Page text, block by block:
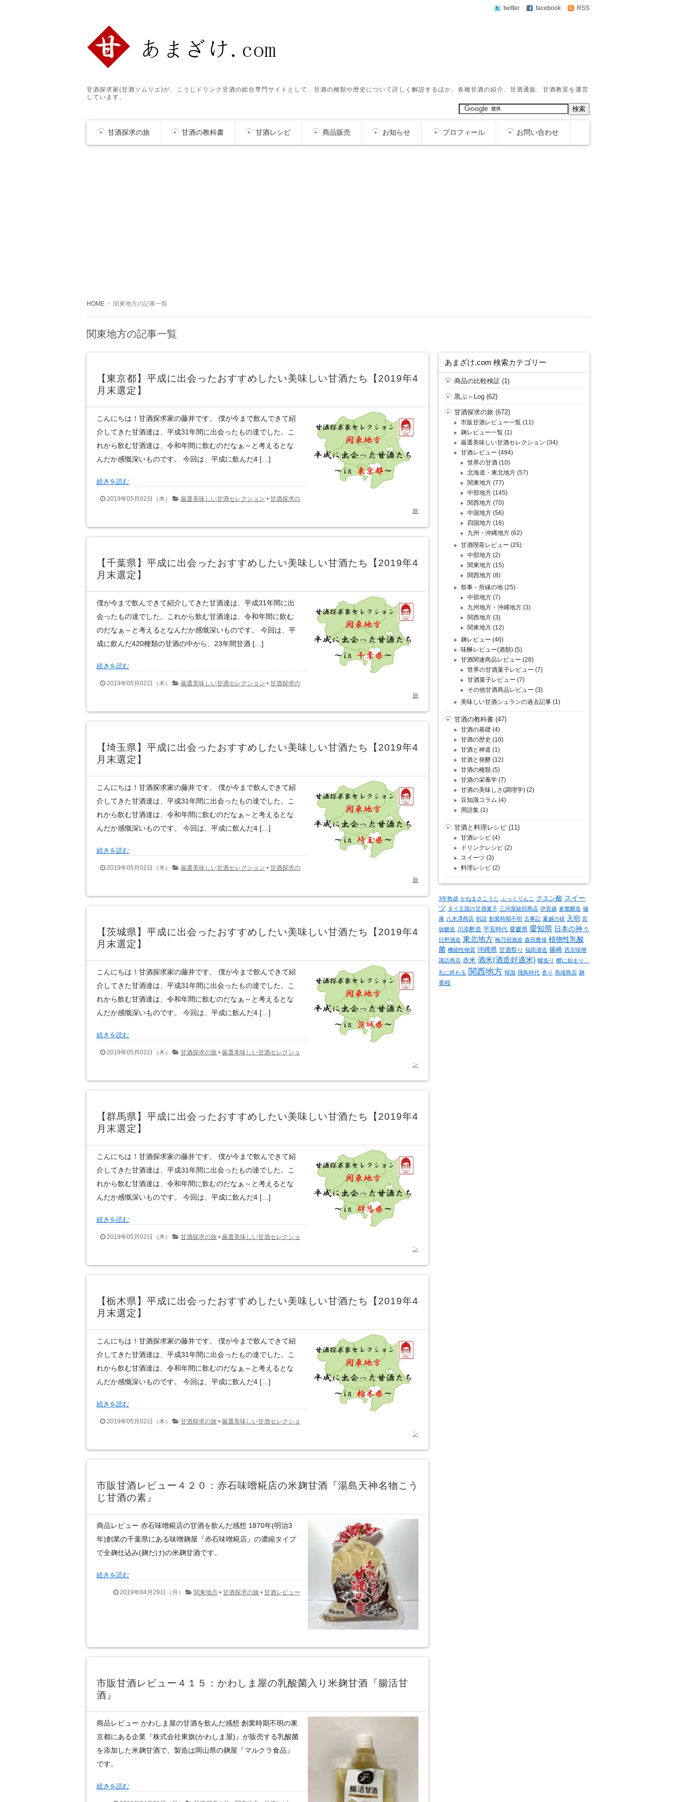
twitter facebook RSS
甘酒探求家(甘酒ソムリエ)が、こうじドリンク甘酒の総合専門サイトとして、甘酒の種類や歴史について詳しく解説するほか、各種甘酒の紹介、甘酒通販、甘酒教室を運営
しています。
甘酒探求の旅 甘酒の教科書 甘酒レシピ 商品販売 お知らせ プロフィール お問い合わせ
HOME 関東地方の記事一覧
関東地方の記事一覧
【東京都】平成に出会ったおすすめしたい美味しい甘酒たち【2019年4
月末選定】
こんにちは！甘酒探求家の藤井です。 僕が今まで飲んできて紹
介してきた甘酒達は、平成31年間に出会ったもの達でした。こ
れから飲む甘酒達は、令和年間に飲むのだなぁ～と考えるとな
んだか感慨深いものです。 今回は、平成に飲んだ4 […]
続きを読む
2019年05月02日（木） 厳選美味しい甘酒セレクション • 甘酒探求の
旅
【千葉県】平成に出会ったおすすめしたい美味しい甘酒たち【2019年4
月末選定】
僕が今まで飲んできて紹介してきた甘酒達は、平成31年間に出
会ったもの達でした。これから飲む甘酒達は、令和年間に飲む
のだなぁ～と考えるとなんだか感慨深いものです。 今回は、平
成に飲んだ420種類の甘酒の中から、23年間甘酒 […]
続きを読む
2019年05月02日（木） 厳選美味しい甘酒セレクション • 甘酒探求の
旅
【埼玉県】平成に出会ったおすすめしたい美味しい甘酒たち【2019年4
月末選定】
こんにちは！甘酒探求家の藤井です。 僕が今まで飲んできて紹
介してきた甘酒達は、平成31年間に出会ったもの達でした。こ
れから飲む甘酒達は、令和年間に飲むのだなぁ～と考えるとな
んだか感慨深いものです。 今回は、平成に飲んだ4 […]
続きを読む
2019年05月02日（木） 厳選美味しい甘酒セレクション • 甘酒探求の
旅
【茨城県】平成に出会ったおすすめしたい美味しい甘酒たち【2019年4
月末選定】
こんにちは！甘酒探求家の藤井です。 僕が今まで飲んできて紹
介してきた甘酒達は、平成31年間に出会ったもの達でした。こ
れから飲む甘酒達は、令和年間に飲むのだなぁ～と考えるとな
んだか感慨深いものです。 今回は、平成に飲んだ4 […]
続きを読む
2019年05月02日（木） 甘酒探求の旅 • 厳選美味しい甘酒セレクショ
ン
【群馬県】平成に出会ったおすすめしたい美味しい甘酒たち【2019年4
月末選定】
こんにちは！甘酒探求家の藤井です。 僕が今まで飲んできて紹
介してきた甘酒達は、平成31年間に出会ったもの達でした。こ
れから飲む甘酒達は、令和年間に飲むのだなぁ～と考えるとな
んだか感慨深いものです。 今回は、平成に飲んだ4 […]
続きを読む
2019年05月02日（木） 甘酒探求の旅 • 厳選美味しい甘酒セレクショ
ン
【栃木県】平成に出会ったおすすめしたい美味しい甘酒たち【2019年4
月末選定】
こんにちは！甘酒探求家の藤井です。 僕が今まで飲んできて紹
介してきた甘酒達は、平成31年間に出会ったもの達でした。こ
れから飲む甘酒達は、令和年間に飲むのだなぁ～と考えるとな
んだか感慨深いものです。 今回は、平成に飲んだ4 […]
続きを読む
2019年05月02日（木） 甘酒探求の旅 • 厳選美味しい甘酒セレクショ
ン
市販甘酒レビュー４２０：赤石味噌糀店の米麹甘酒『湯島天神名物こう
じ甘酒の素』
商品レビュー 赤石味噌糀店の甘酒を飲んだ感想 1870年(明治3
年)創業の千葉県にある味噌麹屋『赤石味噌糀店』の濃縮タイプ
で全麹仕込み(麹だけ)の米麹甘酒です。
続きを読む
2019年04月29日（月） 関東地方 • 甘酒探求の旅 • 甘酒レビュー
市販甘酒レビュー４１５：かわしま屋の乳酸菌入り米麹甘酒『腸活甘
酒』
商品レビュー かわしま屋の甘酒を飲んだ感想 創業時期不明の東
京都にある企業『株式会社東旗(かわしま屋)』が販売する乳酸菌
を添加した米麹甘酒で、製造は岡山県の麹屋『マルクラ食品』
です。
続きを読む
あまざけ.com 検索カテゴリー
商品の比較検証 (1)
黒ぶ～Log (62)
甘酒探求の旅 (672)
市販甘酒レビュー一覧 (11)
麹レビュー一覧 (1)
厳選美味しい甘酒セレクション (34)
甘酒レビュー (494)
世界の甘酒 (10)
北海道・東北地方 (57)
関東地方 (77)
中部地方 (145)
関西地方 (70)
中国地方 (56)
四国地方 (16)
九州・沖縄地方 (62)
甘酒喫茶レビュー (25)
中部地方 (2)
関東地方 (15)
関西地方 (8)
祭事・所縁の地 (25)
中部地方 (7)
九州地方・沖縄地方 (3)
関西地方 (3)
関東地方 (12)
麹レビュー (46)
味醂レビュー(酒類) (5)
甘酒関連商品レビュー (28)
世界の甘酒菓子レビュー (7)
甘酒菓子レビュー (7)
その他甘酒商品レビュー (3)
美味しい甘酒シュランの過去記事 (1)
甘酒の教科書 (47)
甘酒の基礎 (4)
甘酒の歴史 (10)
甘酒と神道 (1)
甘酒と発酵 (12)
甘酒の種類 (5)
甘酒の栄養学 (7)
甘酒の美味しさ(調理学) (2)
豆知識コラム (4)
用語集 (1)
甘酒と料理レシピ (11)
甘酒レシピ (4)
ドリンクレシピ (2)
スイーツ (3)
料理レシピ (2)
3年熟成 かねまさこうじ ふっくりんこ クエン酸 スイー
ツ タイ王国の甘酒菓子 三河屋綾部商店 伊賀越 倉繁醸造 健
康 八木澤商店 初詣 創業時期不明 古事記 夏越の祓 天明 宮
坂醸造 川添酢造 平安時代 愛媛県 愛知県 日本の神々
日野酒造 東北地方 梅乃宿酒造 森田農場 植物性乳酸
菌 機能性物質 沖縄県 甘酒祭り 福田酒造 篠崎 西京味噌
諏訪商店 赤米 酒米(酒造好適米) 醪造り 醴に始まり、
礼に終わる 関西地方 韓国 飛鳥時代 香り 馬場商店 麹
黄桜